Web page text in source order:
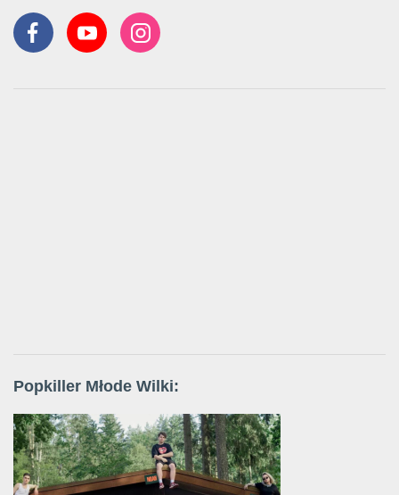
Popkiller Młode Wilki: